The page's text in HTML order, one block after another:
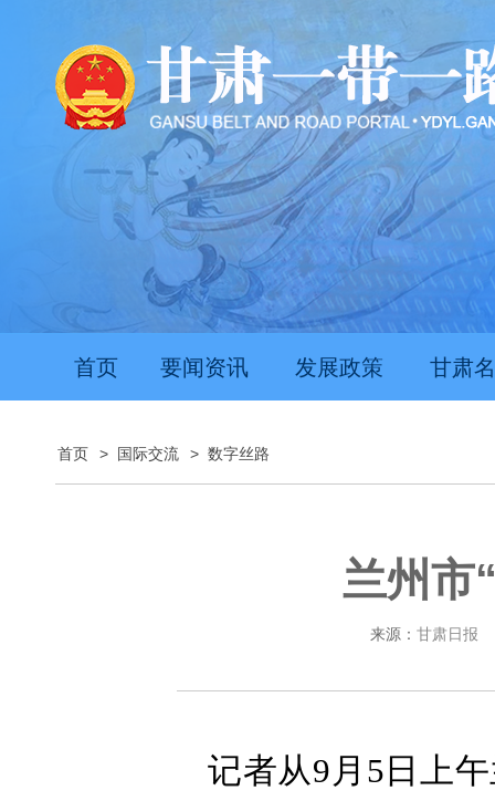
首页 要闻资讯 发展政策 甘肃
首页 > 国际交流 > 数字丝路
兰州市
来源： 甘肃日报
记者从9月5日上